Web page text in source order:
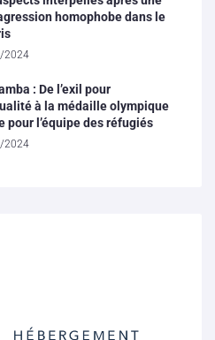
homophobe dans le
2024
: De l’exil pour
à la médaille olympique
pour l’équipe des réfugiés
2024